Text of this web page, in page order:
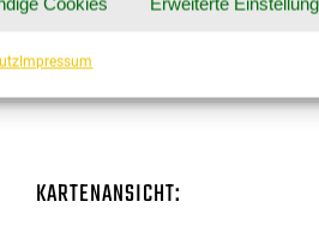
Impressum
KARTENANSICHT: